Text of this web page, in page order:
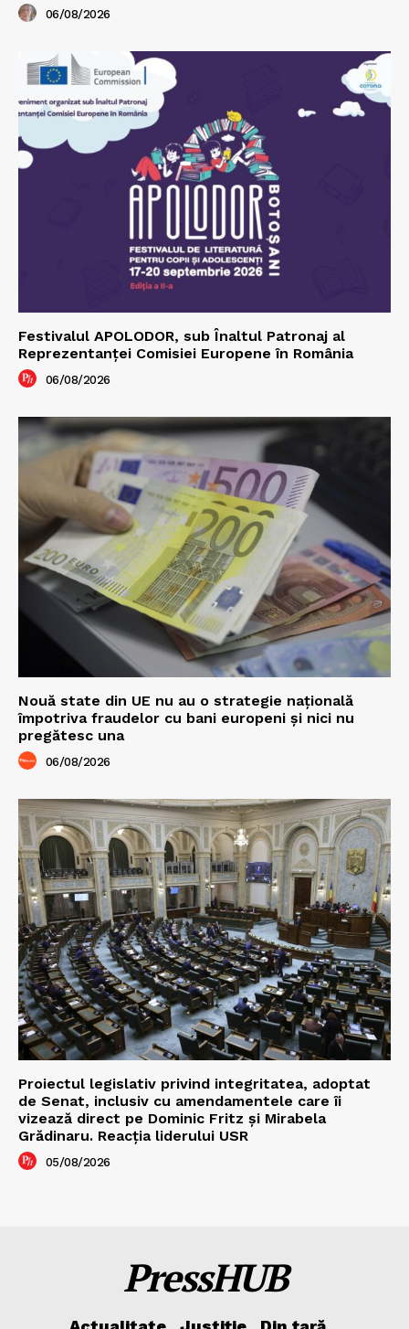
06/08/2026
Festivalul APOLODOR, sub Înaltul Patronaj al
Reprezentanței Comisiei Europene în România
06/08/2026
Nouă state din UE nu au o strategie națională
împotriva fraudelor cu bani europeni și nici nu
pregătesc una
06/08/2026
Proiectul legislativ privind integritatea, adoptat
de Senat, inclusiv cu amendamentele care îi
vizează direct pe Dominic Fritz și Mirabela
Grădinaru. Reacția liderului USR
05/08/2026
PressHUB